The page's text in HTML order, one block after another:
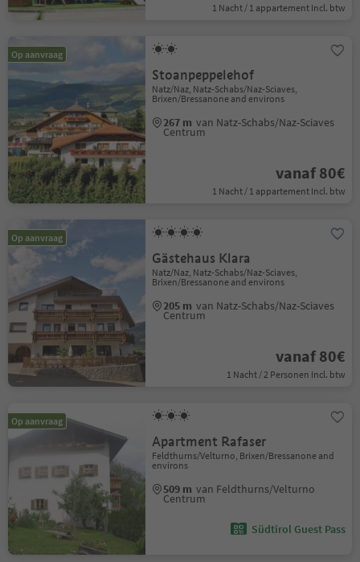
1 Nacht / 1 appartement Incl. btw
Op aanvraag
Stoanpeppelehof
Natz/Naz, Natz-Schabs/Naz-Sciaves,
Brixen/Bressanone and environs
267 m van Natz-Schabs/Naz-Sciaves
Centrum
vanaf 80€
1 Nacht / 1 appartement Incl. btw
Op aanvraag
Gästehaus Klara
Natz/Naz, Natz-Schabs/Naz-Sciaves,
Brixen/Bressanone and environs
205 m van Natz-Schabs/Naz-Sciaves
Centrum
vanaf 80€
1 Nacht / 2 Personen Incl. btw
Op aanvraag
Apartment Rafaser
Feldthurns/Velturno, Brixen/Bressanone and
environs
509 m van Feldthurns/Velturno
Centrum
Südtirol Guest Pass